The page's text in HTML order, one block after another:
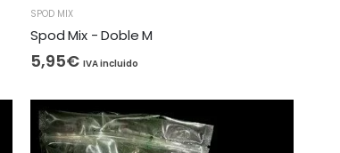
SPOD MIX
Spod Mix - Doble M
5,95€ IVA incluido